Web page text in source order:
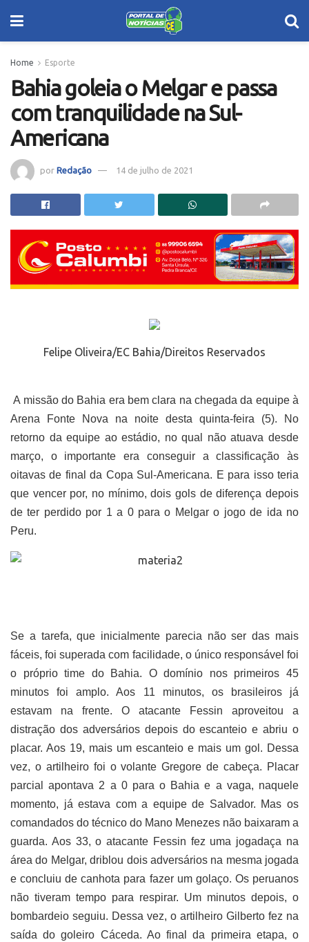
Home Esporte
Bahia goleia o Melgar e passa
com tranquilidade na Sul-
Americana
por Redação 14 de julho de 2021
Felipe Oliveira/EC Bahia/Direitos Reservados
A missão do Bahia era bem clara na chegada da equipe à
Arena Fonte Nova na noite desta quinta-feira (5). No
retorno da equipe ao estádio, no qual não atuava desde
março, o importante era conseguir a classificação às
oitavas de final da Copa Sul-Americana. E para isso teria
que vencer por, no mínimo, dois gols de diferença depois
de ter perdido por 1 a 0 para o Melgar o jogo de ida no
Peru.
Se a tarefa, que inicialmente parecia não ser das mais
fáceis, foi superada com facilidade, o único responsável foi
o próprio time do Bahia. O domínio nos primeiros 45
minutos foi amplo. Aos 11 minutos, os brasileiros já
estavam na frente. O atacante Fessin aproveitou a
distração dos adversários depois do escanteio e abriu o
placar. Aos 19, mais um escanteio e mais um gol. Dessa
vez, o artilheiro foi o volante Gregore de cabeça. Placar
parcial apontava 2 a 0 para o Bahia e a vaga, naquele
momento, já estava com a equipe de Salvador. Mas os
comandados do técnico do Mano Menezes não baixaram a
guarda. Aos 33, o atacante Fessin fez uma jogadaça na
área do Melgar, driblou dois adversários na mesma jogada
e concluiu de canhota para fazer um golaço. Os peruanos
não tiveram tempo para respirar. Um minutos depois, o
bombardeio seguiu. Dessa vez, o artilheiro Gilberto fez na
saída do goleiro Cáceda. Ao final da primeira etapa, o